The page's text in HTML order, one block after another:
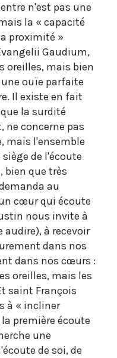
n'est pas une
la « capacité
proximité »
Gaudium,
oreilles, mais bien
ouïe parfaite
Il existe en fait
la surdité
ne concerne pas
mais l'ensemble
de l'écoute
bien que très
au
cœur qui écoute
nous invite à
à recevoir
dans nos
dans nos cœurs :
oreilles, mais les
saint François
à « incliner
première écoute
une
de soi, de